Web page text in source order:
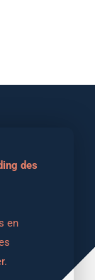
des
en